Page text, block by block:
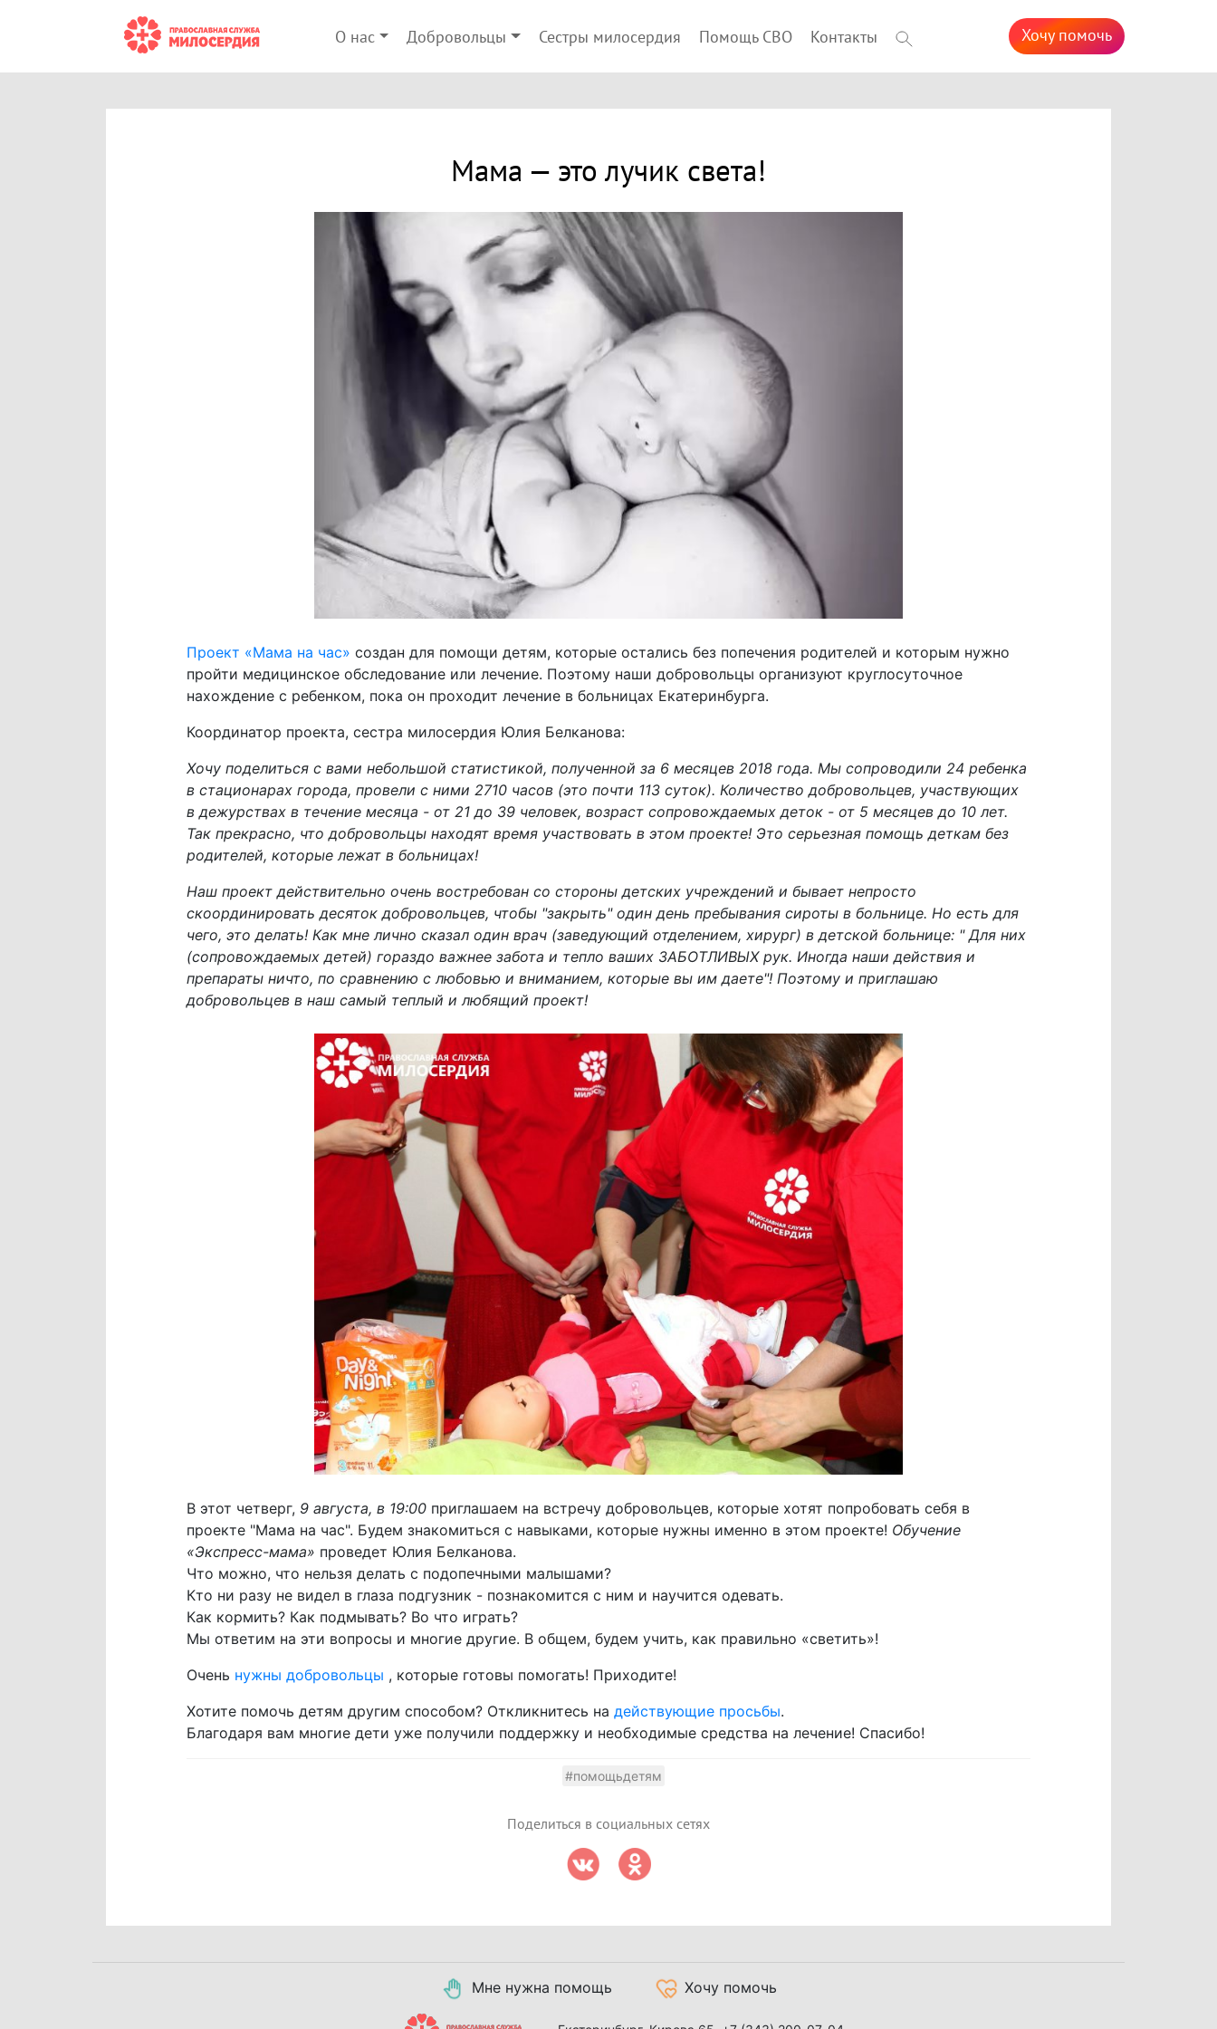
О нас Добровольцы Сестры милосердия Помощь СВО Контакты Хочу помочь
Мама — это лучик света!
Проект «Мама на час» создан для помощи детям, которые остались без попечения родителей и которым нужно
пройти медицинское обследование или лечение. Поэтому наши добровольцы организуют круглосуточное
нахождение с ребенком, пока он проходит лечение в больницах Екатеринбурга.
Координатор проекта, сестра милосердия Юлия Белканова:
Хочу поделиться с вами небольшой статистикой, полученной за 6 месяцев 2018 года. Мы сопроводили 24 ребенка
в стационарах города, провели с ними 2710 часов (это почти 113 суток). Количество добровольцев, участвующих
в дежурствах в течение месяца - от 21 до 39 человек, возраст сопровождаемых деток - от 5 месяцев до 10 лет.
Так прекрасно, что добровольцы находят время участвовать в этом проекте! Это серьезная помощь деткам без
родителей, которые лежат в больницах!
Наш проект действительно очень востребован со стороны детских учреждений и бывает непросто
скоординировать десяток добровольцев, чтобы "закрыть" один день пребывания сироты в больнице. Но есть для
чего, это делать! Как мне лично сказал один врач (заведующий отделением, хирург) в детской больнице: " Для них
(сопровождаемых детей) гораздо важнее забота и тепло ваших ЗАБОТЛИВЫХ рук. Иногда наши действия и
препараты ничто, по сравнению с любовью и вниманием, которые вы им даете"! Поэтому и приглашаю
добровольцев в наш самый теплый и любящий проект!
В этот четверг, 9 августа, в 19:00приглашаем на встречу добровольцев, которые хотят попробовать себя в
проекте "Мама на час". Будем знакомиться с навыками, которые нужны именно в этом проекте! Обучение
«Экспресс-мама» проведет Юлия Белканова.
Что можно, что нельзя делать с подопечными малышами?
Кто ни разу не видел в глаза подгузник - познакомится с ним и научится одевать.
Как кормить? Как подмывать? Во что играть?
Мы ответим на эти вопросы и многие другие. В общем, будем учить, как правильно «светить»!
Очень нужны добровольцы , которые готовы помогать! Приходите!
Хотите помочь детям другим способом? Откликнитесь на действующие просьбы.
Благодаря вам многие дети уже получили поддержку и необходимые средства на лечение! Спасибо!
#помощьдетям
Поделиться в социальных сетях
Мне нужна помощь Хочу помочь